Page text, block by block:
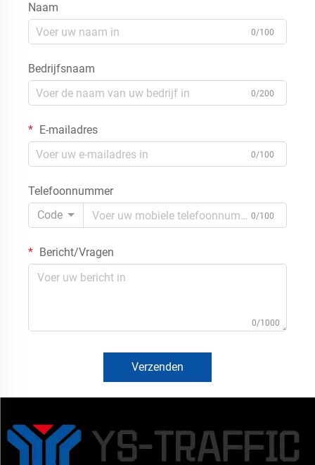
Naam
0/100
Bedrijfsnaam
0/200
E-mailadres
0/100
Telefoonnummer
Code
0/100
Bericht/Vragen
0/1000
Verzenden